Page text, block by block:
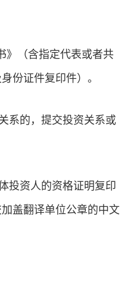
》（含指定代表或者共
份证件复印件）。
系的，提交投资关系或
投资人的资格证明复印
盖翻译单位公章的中文